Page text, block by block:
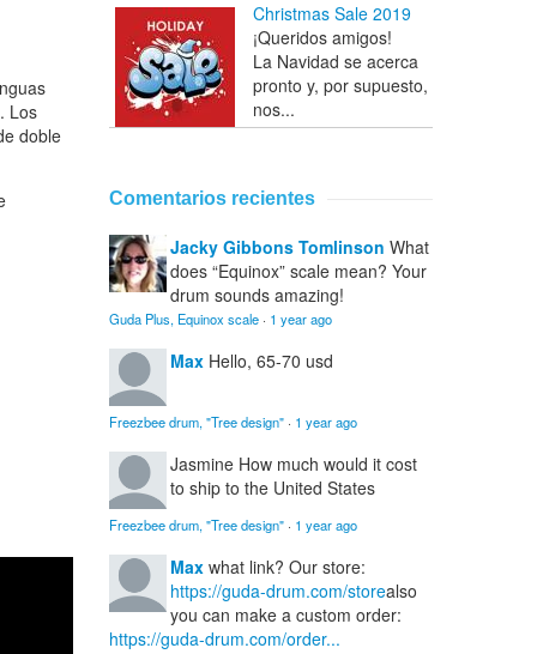
Los
doble
Christmas Sale 2019
¡Queridos amigos!
La Navidad se acerca
pronto y, por supuesto,
nos...
Comentarios recientes
Jacky Gibbons Tomlinson What
does “Equinox” scale mean? Your
drum sounds amazing!
Guda Plus, Equinox scale · 1 year ago
Max Hello, 65-70 usd
Freezbee drum, "Tree design" · 1 year ago
Jasmine How much would it cost
to ship to the United States
Freezbee drum, "Tree design" · 1 year ago
Max what link? Our store:
https://guda-drum.com/storealso
you can make a custom order:
https://guda-drum.com/order...